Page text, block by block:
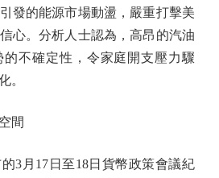
發的能源市場動盪，嚴重打擊美
心。分析人士認為，高昂的汽油
不確定性，令家庭開支壓力驟
。
間
月17日至18日貨幣政策會議紀